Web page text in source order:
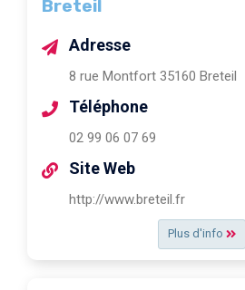
Breteil
Plus d'info
Adresse
8 rue Montfort 35160 Breteil
Téléphone
02 99 06 07 69
Site Web
http://www.breteil.fr